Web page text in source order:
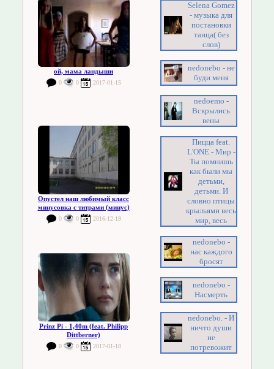
ой, мама ландыши
0 0 2017-01-15
Опустел наш любимый класс
минусовка с титрами (минус)
0 0 2016-12-19
Prinz Pi - 1,40m (feat. Philipp
Dittberner)
0 0 2017-01-18
Selena Gomez
- музыка для
постановки
танца( без
слов)
nedonebo - не
буди меня
nedoemo -
Вскрылись
вены
Пицца feat.
L'ONE - Мир -
Ты помнишь
как были мы
детьми,
детьми. И
словно птицы
крыльями весь
мир, весь
nedonebo -
нас каждого
бросят
nedonebo -
Насмерть
nedonebo. - И
ничто души
не
потревожит